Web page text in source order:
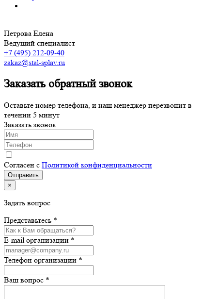
Петрова Елена
Ведущий специалист
+7 (495) 212-09-40
zakaz@stal-splav.ru
Заказать обратный звонок
Оставьте номер телефона, и наш менеджер перезвонит в
течении 5 минут
Заказать звонок
Согласен с Политикой конфиденциальности
×
Задать вопрос
Представьтесь *
E-mail организации *
Телефон организации *
Ваш вопрос *